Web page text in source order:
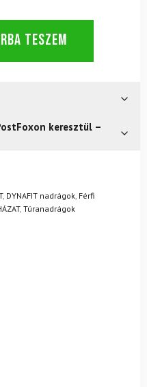
TESZEM
keresztül –
gond – a terméket
belül, indoklás nélkül.
, DYNAFIT nadrágok Férfi
, Túranadrágok